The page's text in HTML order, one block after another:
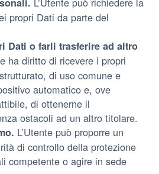
propri Dati da parte del
Dati o farli trasferire ad altro
ha diritto di ricevere i propri
di uso comune e
automatico e, ove
di ottenerne il
ostacoli ad un altro titolare.
L’Utente può proporre un
di controllo della protezione
competente o agire in sede